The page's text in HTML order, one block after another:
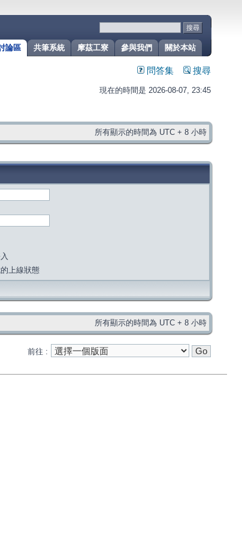
關於本站
參與我們
摩茲工寮
共筆系統
論區
問答集 搜尋
現在的時間是 2026-08-07, 23:45
所有顯示的時間為 UTC + 8 小時
上線狀態
所有顯示的時間為 UTC + 8 小時
前往 :